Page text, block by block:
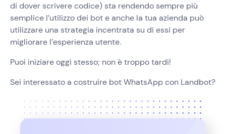
di dover scrivere codice) sta rendendo sempre più
semplice l’utilizzo dei bot e anche la tua azienda può
utilizzare una strategia incentrata su di essi per
migliorare l’esperienza utente.
Puoi iniziare oggi stesso; non è troppo tardi!
Sei interessato a costruire bot WhatsApp con Landbot?